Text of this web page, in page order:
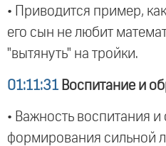
• Приводится пример,
его сын не любит
"вытянуть" на тройки.
01:11:31 Воспитание и
• Важность воспитания
формирования сильной